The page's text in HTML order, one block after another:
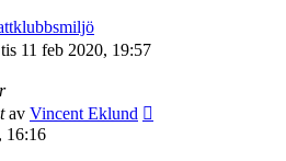
tis 11 feb 2020, 19:57
av Vincent Eklund
16:16